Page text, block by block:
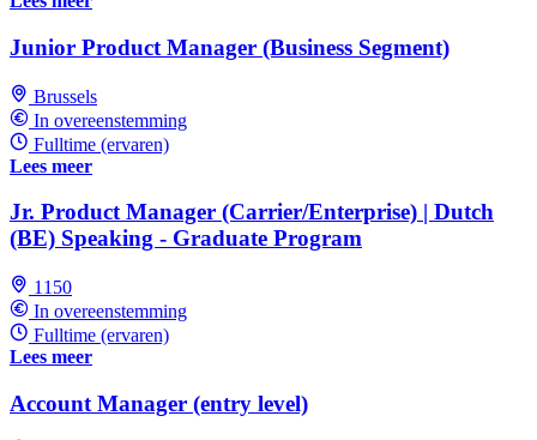
Junior Product Manager (Business Segment)
Brussels
In overeenstemming
Fulltime (ervaren)
Lees meer
Jr. Product Manager (Carrier/Enterprise) | Dutch
(BE) Speaking - Graduate Program
1150
In overeenstemming
Fulltime (ervaren)
Lees meer
Account Manager (entry level)